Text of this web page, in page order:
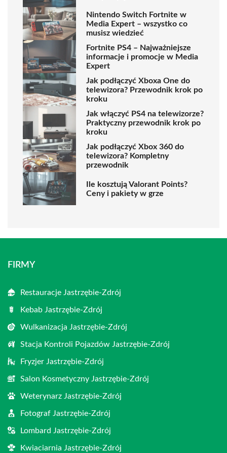
Nintendo Switch Fortnite w
Media Expert – wszystko co
musisz wiedzieć
Fortnite PS4 – Najważniejsze
informacje i promocje w Media
Expert
Jak podłączyć Xboxa One do
telewizora? Przewodnik krok po
kroku
Jak włączyć PS4 na telewizorze?
Praktyczny przewodnik krok po
kroku
Jak podłączyć Xbox 360 do
telewizora? Kompletny
przewodnik
Ile kosztują Valorant Points?
Ceny i pakiety w grze
FIRMY
Restauracje Jastrzębie-Zdrój
Kebab Jastrzębie-Zdrój
Wulkanizacja Jastrzębie-Zdrój
Stacja Kontroli Pojazdów Jastrzębie-Zdrój
Fryzjer Jastrzębie-Zdrój
Salon Kosmetyczny Jastrzębie-Zdrój
Weterynarz Jastrzębie-Zdrój
Fotograf Jastrzębie-Zdrój
Lombard Jastrzębie-Zdrój
Kwiaciarnia Jastrzębie-Zdrój